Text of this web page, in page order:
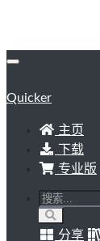
Quicker
主页
下载
专业版
分享